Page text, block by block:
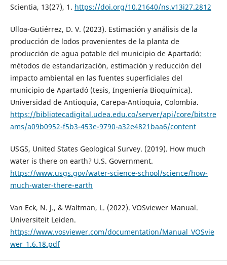
Scientia, 13(27), 1. https://doi.org/10.21640/ns.v13i27.2812
Ulloa-Gutiérrez, D. V. (2023). Estimación y análisis de la
producción de lodos provenientes de la planta de
producción de agua potable del municipio de Apartadó:
métodos de estandarización, estimación y reducción del
impacto ambiental en las fuentes superficiales del
municipio de Apartadó (tesis, Ingeniería Bioquímica).
Universidad de Antioquia, Carepa-Antioquia, Colombia.
https://bibliotecadigital.udea.edu.co/server/api/core/bitstre
ams/a09b0952-f5b3-453e-9790-a32e4821baa6/content
USGS, United States Geological Survey. (2019). How much
water is there on earth? U.S. Government.
https://www.usgs.gov/water-science-school/science/how-
much-water-there-earth
Van Eck, N. J., & Waltman, L. (2022). VOSviewer Manual.
Universiteit Leiden.
https://www.vosviewer.com/documentation/Manual_VOSvie
wer_1.6.18.pdf